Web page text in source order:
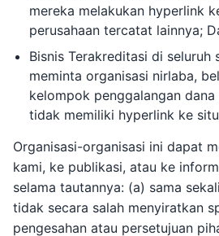
mereka melakukan hyperlink
perusahaan tercatat lainnya;
Bisnis Terakreditasi di seluruh
meminta organisasi nirlaba,
kelompok penggalangan
tidak memiliki hyperlink ke
Organisasi-organisasi ini dapat
kami, ke publikasi, atau ke
selama tautannya: (a) sama
tidak secara salah menyiratkan
pengesahan atau persetujuan